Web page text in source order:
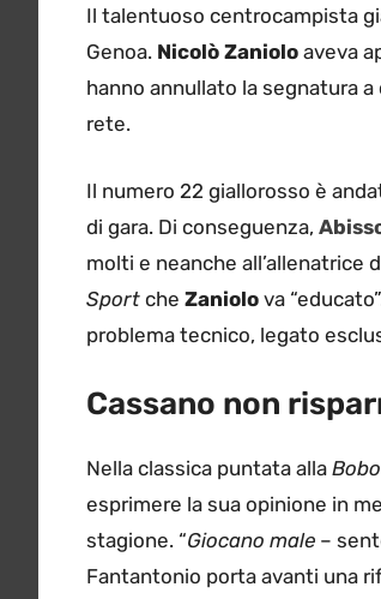
Il talentuoso centrocampista
Genoa. Nicolò Zaniolo aveva
hanno annullato la segnatura a
rete.
Il numero 22 giallorosso è
di gara. Di conseguenza,
molti e neanche all’allenatrice
Sport che Zaniolo va
problema tecnico, legato
Cassano non
Nella classica puntata alla
esprimere la sua opinione in
stagione. “Giocano male –
Fantantonio porta avanti una